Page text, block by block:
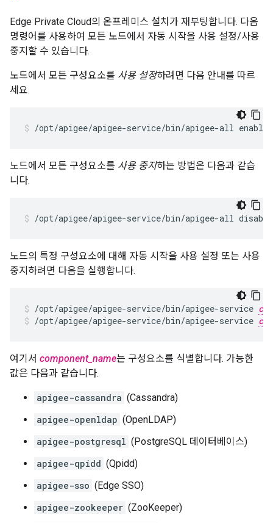
Edge Private Cloud의 온프레미스 설치가 재부팅합니다. 다음
명령어를 사용하여 모든 노드에서 자동 시작을 사용 설정/사용
중지할 수 있습니다.
노드에서 모든 구성요소를 사용 설정하려면 다음 안내를 따르
세요.
/opt/apigee/apigee-service/bin/apigee-all
노드에서 모든 구성요소를 사용 중지하는 방법은 다음과 같습
니다.
/opt/apigee/apigee-service/bin/apigee-all
노드의 특정 구성요소에 대해 자동 시작을 사용 설정 또는 사용
중지하려면 다음을 실행합니다.
/opt/apigee/apigee-service/bin/apigee-service
/opt/apigee/apigee-service/bin/apigee-service
여기서 component_name는 구성요소를 식별합니다. 가능한
값은 다음과 같습니다.
apigee-cassandra (Cassandra)
apigee-openldap (OpenLDAP)
apigee-postgresql (PostgreSQL 데이터베이스)
apigee-qpidd (Qpidd)
apigee-sso (Edge SSO)
apigee-zookeeper (ZooKeeper)